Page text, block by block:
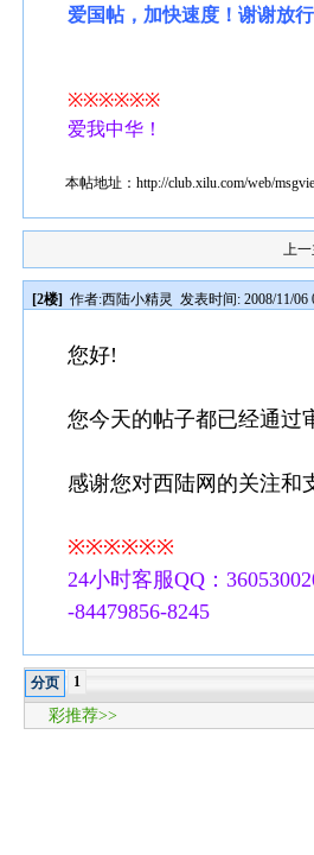
爱国帖，加快速度！谢谢放行
※※※※※※
爱我中华！
本帖地址：http://club.xilu.com/web/
上一
[2楼] 作者:西陆小精灵 发表时间: 2008/11/06
您好!
您今天的帖子都已经通过
感谢您对西陆网的关注和
※※※※※※
24小时客服QQ：
-84479856-8245
分页 1
彩推荐>>